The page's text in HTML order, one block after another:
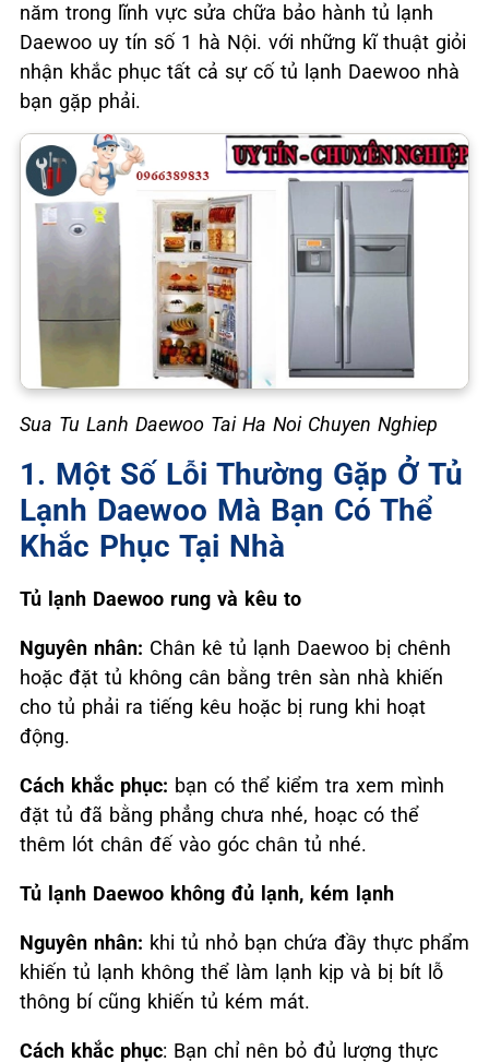
năm trong lĩnh vực sửa chữa bảo hành tủ lạnh
Daewoo uy tín số 1 hà Nội. với những kĩ thuật giỏi
nhận khắc phục tất cả sự cố tủ lạnh Daewoo nhà
bạn gặp phải.
Sua Tu Lanh Daewoo Tai Ha Noi Chuyen Nghiep
1. Một Số Lỗi Thường Gặp Ở Tủ
Lạnh Daewoo Mà Bạn Có Thể
Khắc Phục Tại Nhà
Tủ lạnh Daewoo rung và kêu to
Nguyên nhân: Chân kê tủ lạnh Daewoo bị chênh
hoặc đặt tủ không cân bằng trên sàn nhà khiến
cho tủ phải ra tiếng kêu hoặc bị rung khi hoạt
động.
Cách khắc phục: bạn có thể kiểm tra xem mình
đặt tủ đã bằng phẳng chưa nhé, hoạc có thể
thêm lót chân đế vào góc chân tủ nhé.
Tủ lạnh Daewoo không đủ lạnh, kém lạnh
Nguyên nhân: khi tủ nhỏ bạn chứa đầy thực phẩm
khiến tủ lạnh không thể làm lạnh kịp và bị bít lỗ
thông bí cũng khiến tủ kém mát.
Cách khắc phục: Bạn chỉ nên bỏ đủ lượng thực